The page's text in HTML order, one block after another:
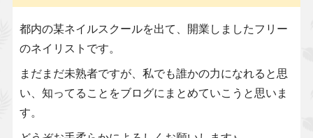
都内の某ネイルスクールを出て、開業しましたフリー
のネイリストです。
まだまだ未熟者ですが、私でも誰かの力になれると思
い、知ってることをブログにまとめていこうと思いま
す。